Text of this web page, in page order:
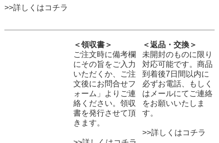
>>詳しくはコチラ
＜領収書＞
＜返品・交換＞
ご注文時に備考欄
にその旨をご入力
いただくか、ご注
文後にお問合せフ
ォーム」よりご連
絡ください。領収
書を発行させて頂
きます。
未開封のものに限り
対応可能です。商品
到着後7日間以内に
必ずお電話、もしく
はメールにてご連絡
をお願いいたしま
す。
>>詳しくはコチラ